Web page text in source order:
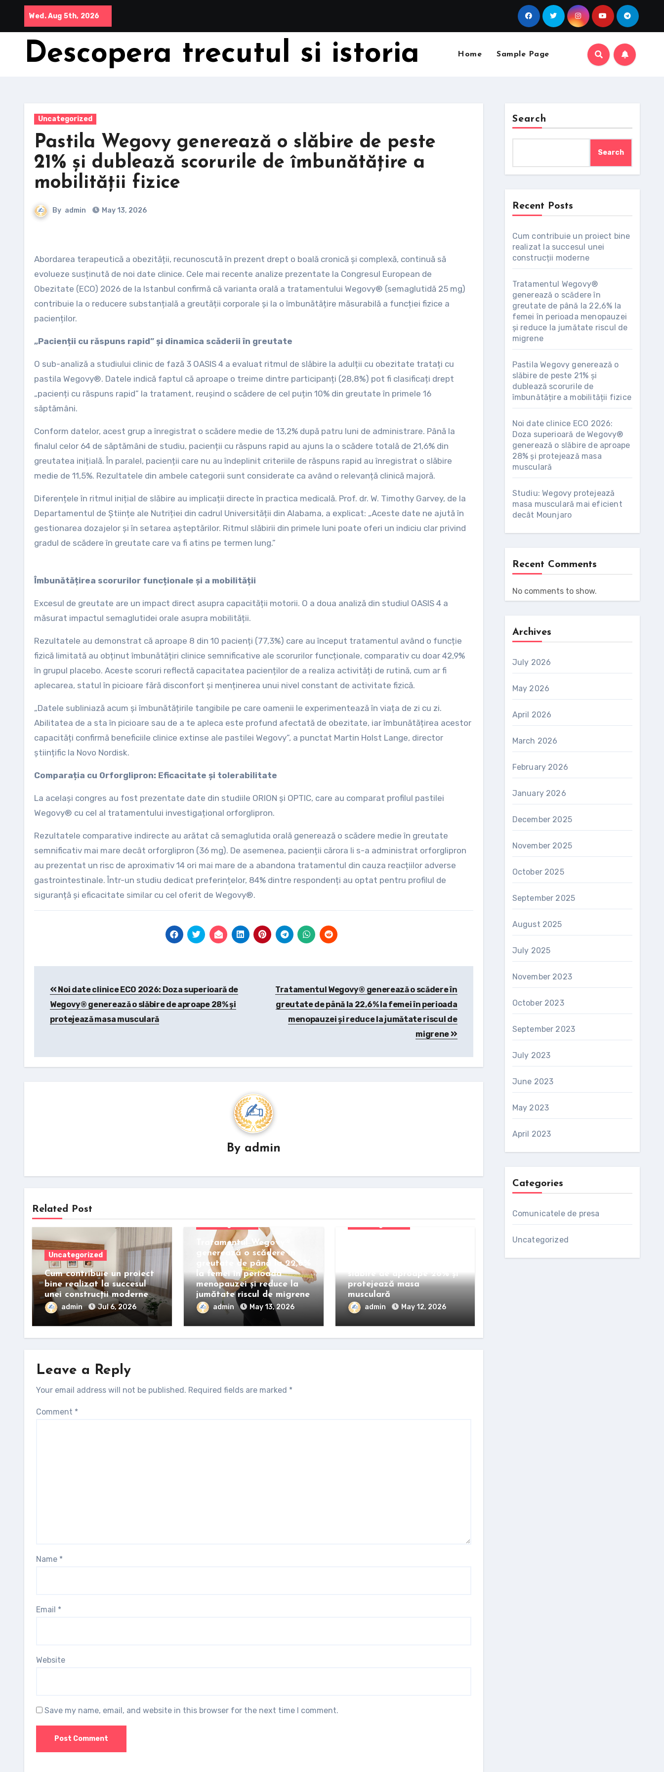
content
Wed. Aug 5th, 2026
Descopera trecutul si istoria Home Sample Page
Uncategorized
Pastila Wegovy generează o slăbire de peste
21% și dublează scorurile de îmbunătățire a
mobilității fizice
By admin May 13, 2026
Abordarea terapeutică a obezității, recunoscută în prezent drept o boală cronică și complexă, continuă să
evolueze susținută de noi date clinice. Cele mai recente analize prezentate la Congresul European de
Obezitate (ECO) 2026 de la Istanbul confirmă că varianta orală a tratamentului Wegovy® (semaglutidă 25 mg)
contribuie la o reducere substanțială a greutății corporale și la o îmbunătățire măsurabilă a funcției fizice a
pacienților.
„Pacienții cu răspuns rapid” și dinamica scăderii în greutate
O sub-analiză a studiului clinic de fază 3 OASIS 4 a evaluat ritmul de slăbire la adulții cu obezitate tratați cu
pastila Wegovy®. Datele indică faptul că aproape o treime dintre participanți (28,8%) pot fi clasificați drept
„pacienți cu răspuns rapid” la tratament, reușind o scădere de cel puțin 10% din greutate în primele 16
săptămâni.
Conform datelor, acest grup a înregistrat o scădere medie de 13,2% după patru luni de administrare. Până la
finalul celor 64 de săptămâni de studiu, pacienții cu răspuns rapid au ajuns la o scădere totală de 21,6% din
greutatea inițială. În paralel, pacienții care nu au îndeplinit criteriile de răspuns rapid au înregistrat o slăbire
medie de 11,5%. Rezultatele din ambele categorii sunt considerate ca având o relevanță clinică majoră.
Diferențele în ritmul inițial de slăbire au implicații directe în practica medicală. Prof. dr. W. Timothy Garvey, de la
Departamentul de Științe ale Nutriției din cadrul Universității din Alabama, a explicat: „Aceste date ne ajută în
gestionarea dozajelor și în setarea așteptărilor. Ritmul slăbirii din primele luni poate oferi un indiciu clar privind
gradul de scădere în greutate care va fi atins pe termen lung.”
Îmbunătățirea scorurilor funcționale și a mobilității
Excesul de greutate are un impact direct asupra capacității motorii. O a doua analiză din studiul OASIS 4 a
măsurat impactul semaglutidei orale asupra mobilității.
Rezultatele au demonstrat că aproape 8 din 10 pacienți (77,3%) care au început tratamentul având o funcție
fizică limitată au obținut îmbunătățiri clinice semnificative ale scorurilor funcționale, comparativ cu doar 42,9%
în grupul placebo. Aceste scoruri reflectă capacitatea pacienților de a realiza activități de rutină, cum ar fi
aplecarea, statul în picioare fără disconfort și menținerea unui nivel constant de activitate fizică.
„Datele subliniază acum și îmbunătățirile tangibile pe care oamenii le experimentează în viața de zi cu zi.
Abilitatea de a sta în picioare sau de a te apleca este profund afectată de obezitate, iar îmbunătățirea acestor
capacități confirmă beneficiile clinice extinse ale pastilei Wegovy”, a punctat Martin Holst Lange, director
științific la Novo Nordisk.
Comparația cu Orforglipron: Eficacitate și tolerabilitate
La același congres au fost prezentate date din studiile ORION și OPTIC, care au comparat profilul pastilei
Wegovy® cu cel al tratamentului investigațional orforglipron.
Rezultatele comparative indirecte au arătat că semaglutida orală generează o scădere medie în greutate
semnificativ mai mare decât orforglipron (36 mg). De asemenea, pacienții cărora li s-a administrat orforglipron
au prezentat un risc de aproximativ 14 ori mai mare de a abandona tratamentul din cauza reacțiilor adverse
gastrointestinale. Într-un studiu dedicat preferințelor, 84% dintre respondenți au optat pentru profilul de
siguranță și eficacitate similar cu cel oferit de Wegovy®.
navigation
Noi date clinice ECO 2026: Doza superioară de
Wegovy® generează o slăbire de aproape 28% și
protejează masa musculară
Tratamentul Wegovy® generează o scădere în
greutate de până la 22,6% la femei în perioada
menopauzei și reduce la jumătate riscul de
migrene
By admin
Related Post
Uncategorized
Cum contribuie un proiect
bine realizat la succesul
unei construcții moderne
admin Jul 6, 2026
Tratamentul Wegovy®
generează o scădere în
greutate de până la 22,6%
la femei în perioada
menopauzei și reduce la
jumătate riscul de migrene
admin May 13, 2026
slăbire de aproape 28% și
protejează masa
musculară
admin May 12, 2026
Leave a Reply
Your email address will not be published. Required fields are marked *
Comment *
Name *
Email *
Website
Save my name, email, and website in this browser for the next time I comment.
Search
Search
Recent Posts
Cum contribuie un proiect bine
realizat la succesul unei
construcții moderne
Tratamentul Wegovy®
generează o scădere în
greutate de până la 22,6% la
femei în perioada menopauzei
și reduce la jumătate riscul de
migrene
Pastila Wegovy generează o
slăbire de peste 21% și
dublează scorurile de
îmbunătățire a mobilității fizice
Noi date clinice ECO 2026:
Doza superioară de Wegovy®
generează o slăbire de aproape
28% și protejează masa
musculară
Studiu: Wegovy protejează
masa musculară mai eficient
decât Mounjaro
Recent Comments
No comments to show.
Archives
July 2026
May 2026
April 2026
March 2026
February 2026
January 2026
December 2025
November 2025
October 2025
September 2025
August 2025
July 2025
November 2023
October 2023
September 2023
July 2023
June 2023
May 2023
April 2023
Categories
Comunicatele de presa
Uncategorized